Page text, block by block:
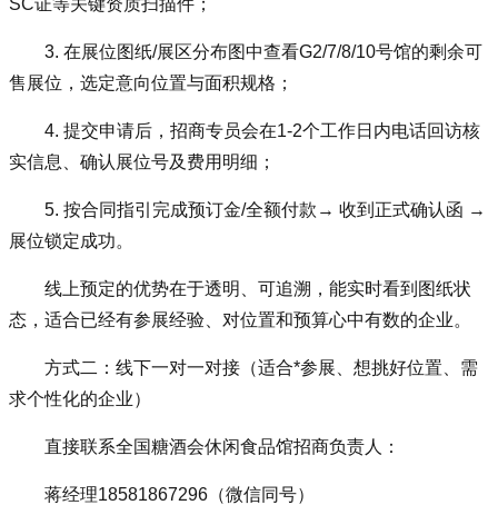
SC证等关键资质扫描件；
3. 在展位图纸/展区分布图中查看G2/7/8/10号馆的剩余可
售展位，选定意向位置与面积规格；
4. 提交申请后，招商专员会在1-2个工作日内电话回访核
实信息、确认展位号及费用明细；
5. 按合同指引完成预订金/全额付款 → 收到正式确认函 →
展位锁定成功。
线上预定的优势在于透明、可追溯，能实时看到图纸状
态，适合已经有参展经验、对位置和预算心中有数的企业。
方式二：线下一对一对接（适合*参展、想挑好位置、需
求个性化的企业）
直接联系全国糖酒会休闲食品馆招商负责人：
蒋经理18581867296（微信同号）